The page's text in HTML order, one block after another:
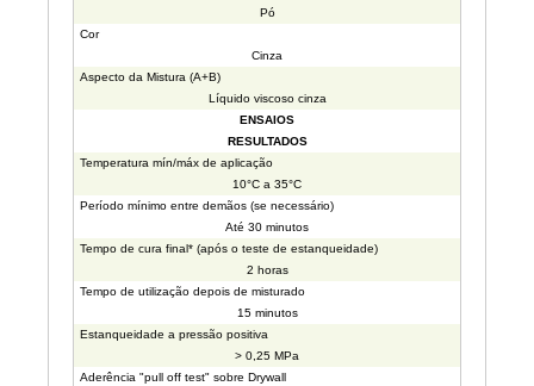
Pó
Cor
Cinza
Aspecto da Mistura (A+B)
Líquido viscoso cinza
ENSAIOS
RESULTADOS
Temperatura mín/máx de aplicação
10°C a 35°C
Período mínimo entre demãos (se necessário)
Até 30 minutos
Tempo de cura final* (após o teste de estanqueidade)
2 horas
Tempo de utilização depois de misturado
15 minutos
Estanqueidade a pressão positiva
> 0,25 MPa
Aderência "pull off test" sobre Drywall